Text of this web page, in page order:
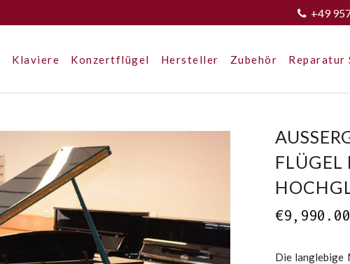
+49
Klaviere Konzertflügel Hersteller Zubehör Reparatur
LÜGEL
€9,990.00
Die langlebige